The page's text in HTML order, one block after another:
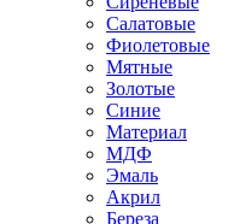
Салатовые
Фиолетовые
Мятные
Золотые
Синие
Материал
МДФ
Эмаль
Акрил
Береза